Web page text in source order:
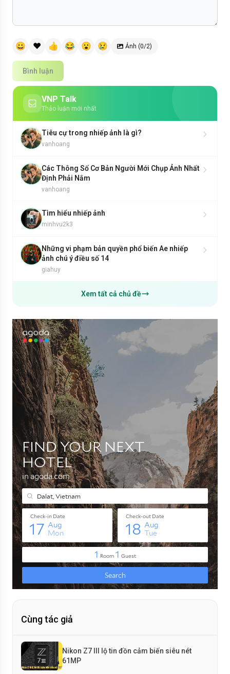
😀 ❤️ 👍 😂 😮 😢 Ảnh (0/2)
Bình luận
VNP Talk
Thảo luận mới nhất
Tiêu cự trong nhiếp ảnh là gì?
vanhoang
Các Thông Số Cơ Bản Người Mới Chụp Ảnh Nhất
Định Phải Nắm
vanhoang
Tìm hiểu nhiếp ảnh
minhvu2k3
Những vi phạm bản quyền phổ biến Ae nhiếp
ảnh chú ý điều số 14
giahuy
Xem tất cả chủ đề
Cùng tác giả
Nikon Z7 III lộ tin đồn cảm biến siêu nét
61MP